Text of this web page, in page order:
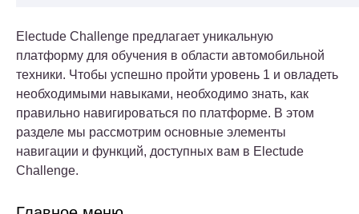
Electude Challenge предлагает уникальную
платформу для обучения в области автомобильной
техники. Чтобы успешно пройти уровень 1 и овладеть
необходимыми навыками, необходимо знать, как
правильно навигироваться по платформе. В этом
разделе мы рассмотрим основные элементы
навигации и функций, доступных вам в Electude
Challenge.